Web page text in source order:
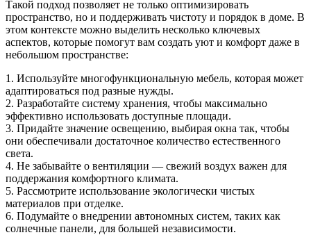
Такой подход позволяет не только оптимизировать
пространство, но и поддерживать чистоту и порядок в доме. В
этом контексте можно выделить несколько ключевых
аспектов, которые помогут вам создать уют и комфорт даже в
небольшом пространстве:
1. Используйте многофункциональную мебель, которая может
адаптироваться под разные нужды.
2. Разработайте систему хранения, чтобы максимально
эффективно использовать доступные площади.
3. Придайте значение освещению, выбирая окна так, чтобы
они обеспечивали достаточное количество естественного
света.
4. Не забывайте о вентиляции — свежий воздух важен для
поддержания комфортного климата.
5. Рассмотрите использование экологически чистых
материалов при отделке.
6. Подумайте о внедрении автономных систем, таких как
солнечные панели, для большей независимости.